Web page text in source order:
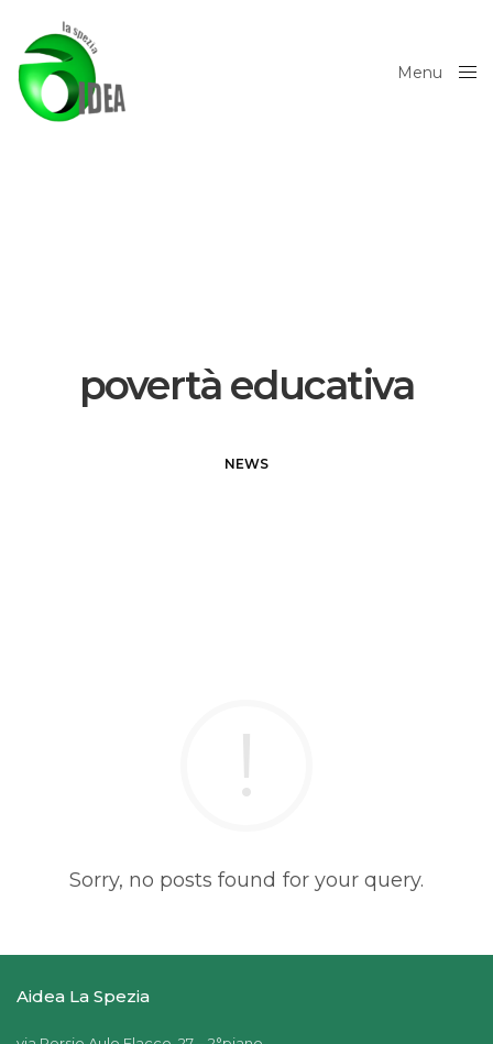
Menu
povertà educativa
NEWS
Sorry, no posts found for your query.
Aidea La Spezia